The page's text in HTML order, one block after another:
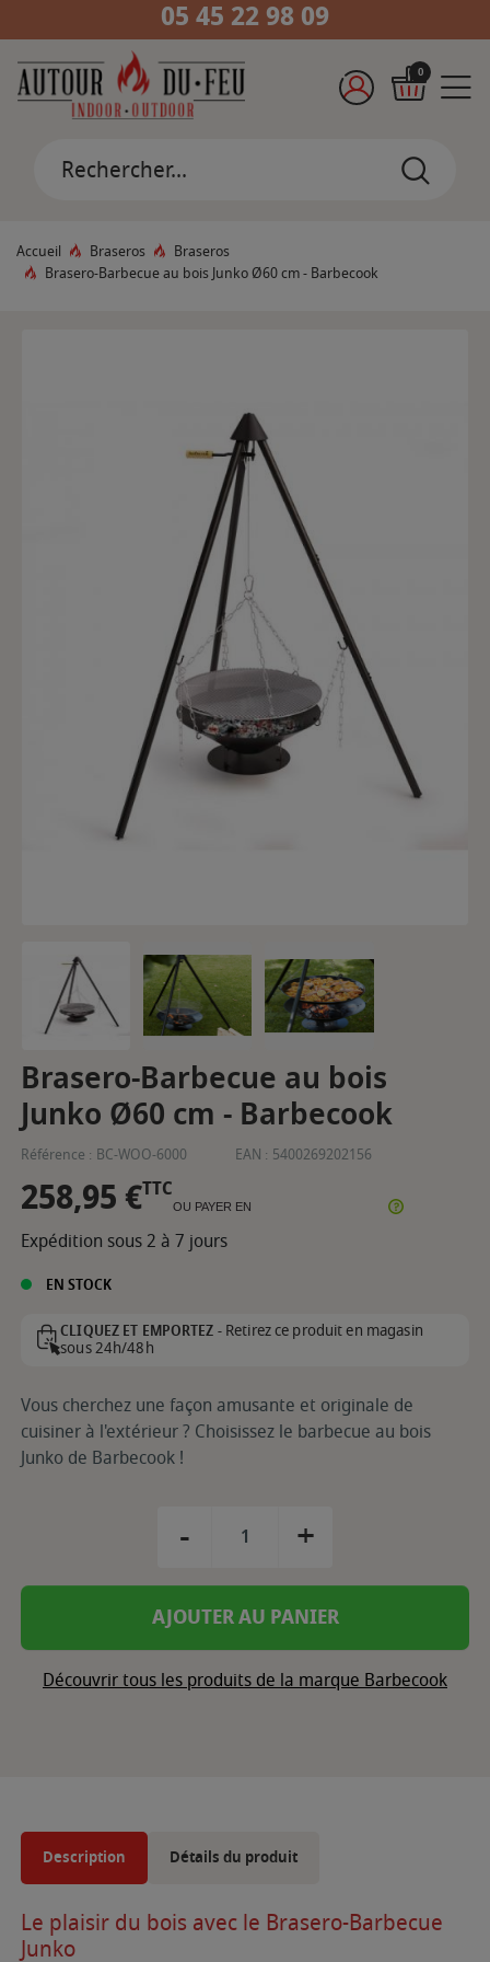
05 45 22 98 09
0
Accueil Braseros
Braseros
Brasero-Barbecue au bois Junko Ø60 cm - Barbecook
Brasero-Barbecue au bois
Junko Ø60 cm - Barbecook
Référence : BC-WOO-6000 EAN : 5400269202156
258,95 €TTC
OU PAYER EN
Expédition sous 2 à 7 jours
EN STOCK
CLIQUEZ ET EMPORTEZ -Retirez ce produit en magasin
sous 24h/48h
Vous cherchez une façon amusante et originale de
cuisiner à l'extérieur ? Choisissez le barbecue au bois
Junko de Barbecook !
- +
AJOUTER AU PANIER
Découvrir tous les produits de la marque Barbecook
Description Détails du produit
Le plaisir du bois avec le Brasero-Barbecue
Junko